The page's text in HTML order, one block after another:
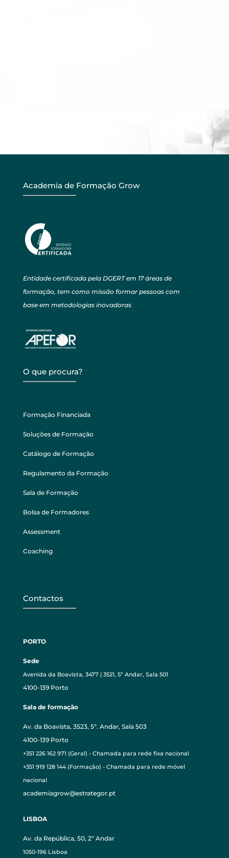
Academia de Formação Grow
Entidade certificada pela DGERT em 17 áreas de
formação, tem como missão formar pessoas com
base em metodologias inovadoras
O que procura?
Formação Financiada
Soluções de Formação
Catálogo de Formação
Regulamento da Formação
Sala de Formação
Bolsa de Formadores
Assessment
Coaching
Contactos
PORTO
Sede
Avenida da Boavista, 3477 | 3521, 5º Andar, Sala 501
4100-139 Porto
Sala de formação
Av. da Boavista, 3523, 5º. Andar, Sala 503
4100-139 Porto
+351 226 162 971 (Geral) - Chamada para rede fixa nacional
+351 919 128 144 (Formação) - Chamada para rede móvel
nacional
academiagrow@estrategor.pt
LISBOA
Av. da República, 50, 2º Andar
1050-196 Lisboa